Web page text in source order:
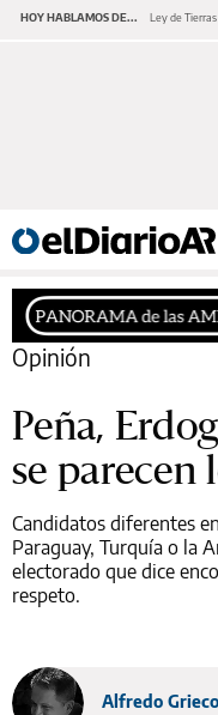
HOY HABLAMOS DE... Ley de Tierras
Opinión
Peña,
se parecen
Candidatos diferentes
Paraguay, Turquía o la
electorado que dice
respeto.
Alfredo